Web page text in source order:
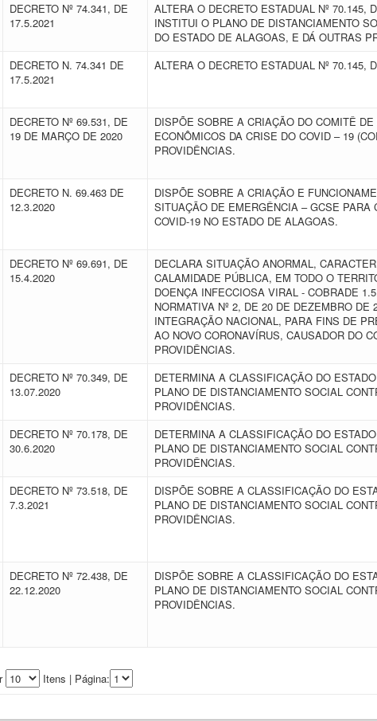
DECRETO Nº 74.341, DE
17.5.2021
ALTERA O DECRETO ESTADUAL Nº 70.145,
INSTITUI O PLANO DE DISTANCIAMENTO
DO ESTADO DE ALAGOAS, E DÁ OUTRAS
DECRETO N. 74.341 DE
17.5.2021
ALTERA O DECRETO ESTADUAL Nº 70.145,
DECRETO Nº 69.531, DE
19 DE MARÇO DE 2020
DISPÕE SOBRE A CRIAÇÃO DO COMITÊ
ECONÔMICOS DA CRISE DO COVID – 19
PROVIDÊNCIAS.
DECRETO N. 69.463 DE
12.3.2020
DISPÕE SOBRE A CRIAÇÃO E
SITUAÇÃO DE EMERGÊNCIA – GCSE PARA
COVID-19 NO ESTADO DE ALAGOAS.
DECRETO Nº 69.691, DE
15.4.2020
DECLARA SITUAÇÃO ANORMAL,
CALAMIDADE PÚBLICA, EM TODO O
DOENÇA INFECCIOSA VIRAL - COBRADE
NORMATIVA Nº 2, DE 20 DE DEZEMBRO DE
INTEGRAÇÃO NACIONAL, PARA FINS DE
AO NOVO CORONAVÍRUS, CAUSADOR DO
PROVIDÊNCIAS.
DECRETO Nº 70.349, DE
13.07.2020
DETERMINA A CLASSIFICAÇÃO DO
PLANO DE DISTANCIAMENTO SOCIAL
PROVIDÊNCIAS.
DECRETO Nº 70.178, DE
30.6.2020
DETERMINA A CLASSIFICAÇÃO DO
PLANO DE DISTANCIAMENTO SOCIAL
PROVIDÊNCIAS.
DECRETO Nº 73.518, DE
7.3.2021
DISPÕE SOBRE A CLASSIFICAÇÃO DO
PLANO DE DISTANCIAMENTO SOCIAL
PROVIDÊNCIAS.
DECRETO Nº 72.438, DE
22.12.2020
DISPÕE SOBRE A CLASSIFICAÇÃO DO
PLANO DE DISTANCIAMENTO SOCIAL
PROVIDÊNCIAS.
Itens | Página: